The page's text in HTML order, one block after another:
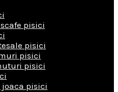
pisici
pisici
pisici
pisici
pisici